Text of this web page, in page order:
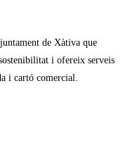
de Xàtiva que
i ofereix serveis
i cartó comercial.